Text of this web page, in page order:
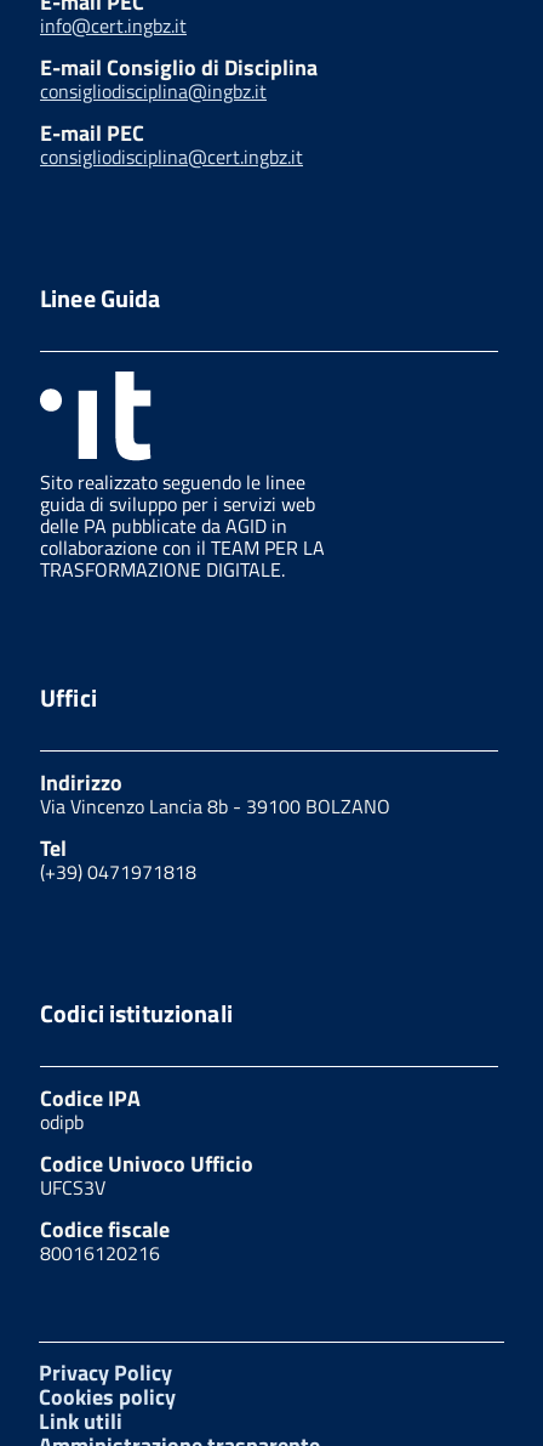
info@cert.ingbz.it
E-mail Consiglio di Disciplina
consigliodisciplina@ingbz.it
E-mail PEC
consigliodisciplina@cert.ingbz.it
Linee Guida
Sito realizzato seguendo le linee
guida di sviluppo per i servizi web
delle PA pubblicate da AGID in
collaborazione con il TEAM PER LA
TRASFORMAZIONE DIGITALE.
Uffici
Indirizzo
Via Vincenzo Lancia 8b - 39100 BOLZANO
Tel
(+39) 0471971818
Codici istituzionali
Codice IPA
odipb
Codice Univoco Ufficio
UFCS3V
Codice fiscale
80016120216
Privacy Policy
Cookies policy
Link utili